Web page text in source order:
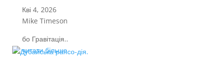
Кві 4, 2026
Mike Timeson
бо Гравітація..
читати більше